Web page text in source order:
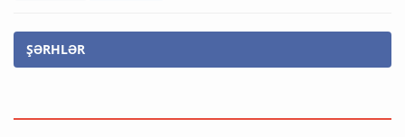
ŞƏRHLƏR